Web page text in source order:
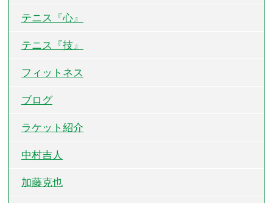
テニス『心』
テニス『技』
フィットネス
ブログ
ラケット紹介
中村吉人
加藤克也